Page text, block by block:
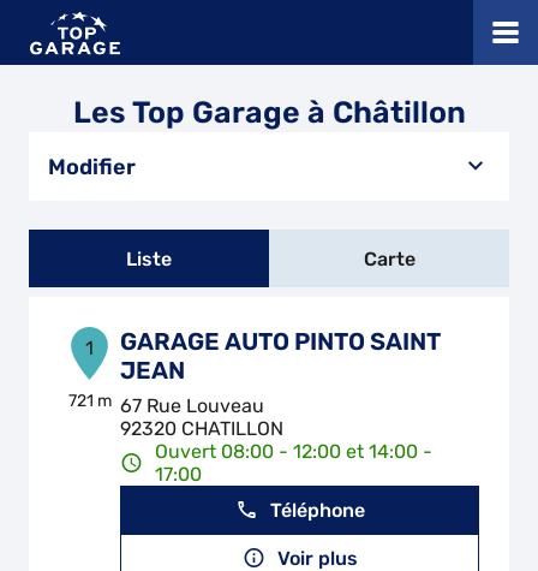
Les Top Garage à Châtillon
Modifier
Liste Carte
1
721 m
GARAGE AUTO PINTO SAINT
JEAN
67 Rue Louveau
92320 CHATILLON
Ouvert 08:00 - 12:00 et 14:00 -
17:00
Téléphone
Voir plus